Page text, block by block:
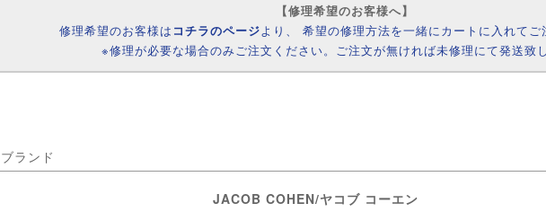
【修理希望のお客様へ】
修理希望のお客様は コチラのページより、 希望の修理方法を一緒にカートに入れてご
※修理が必要な場合のみご注文ください。ご注文が無ければ未修理にて発送致し
ブランド
JACOB COHEN/ヤコブ コーエン